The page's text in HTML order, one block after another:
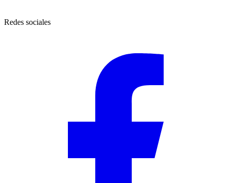
Redes sociales